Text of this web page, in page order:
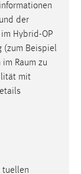
der
Hybrid-OP
(zum Beispiel
im Raum zu
mit
tuellen